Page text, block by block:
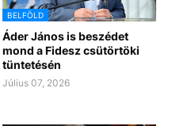
BELFÖLD
Áder János is beszédet
mond a Fidesz csütörtöki
tüntetésén
Július 07, 2026